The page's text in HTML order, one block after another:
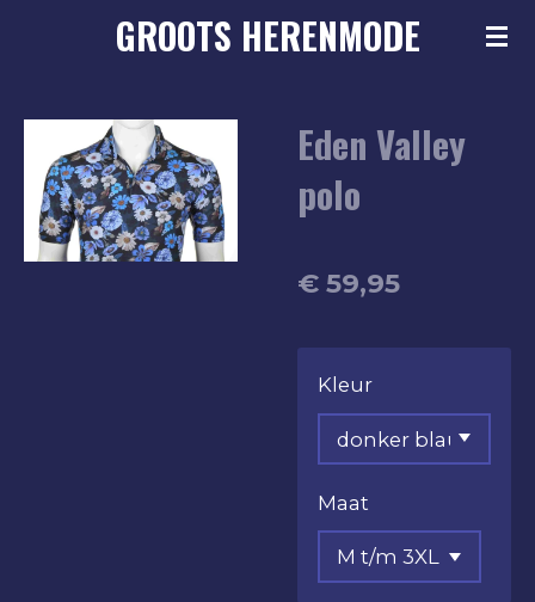
hoofdinhoud
GROOTS HERENMODE
Eden Valley
polo
€ 59,95
Kleur
Maat